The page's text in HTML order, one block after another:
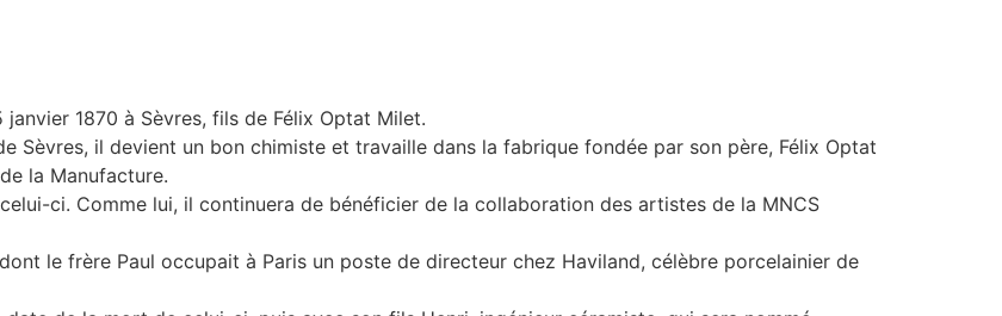
1870 à Sèvres, fils de Félix Optat Milet.
Sèvres, il devient un bon chimiste et travaille dans la fabrique fondée par son père, Félix Optat
la Manufacture.
ci. Comme lui, il continuera de bénéficier de la collaboration des artistes de la MNCS
le frère Paul occupait à Paris un poste de directeur chez Haviland, célèbre porcelainier de